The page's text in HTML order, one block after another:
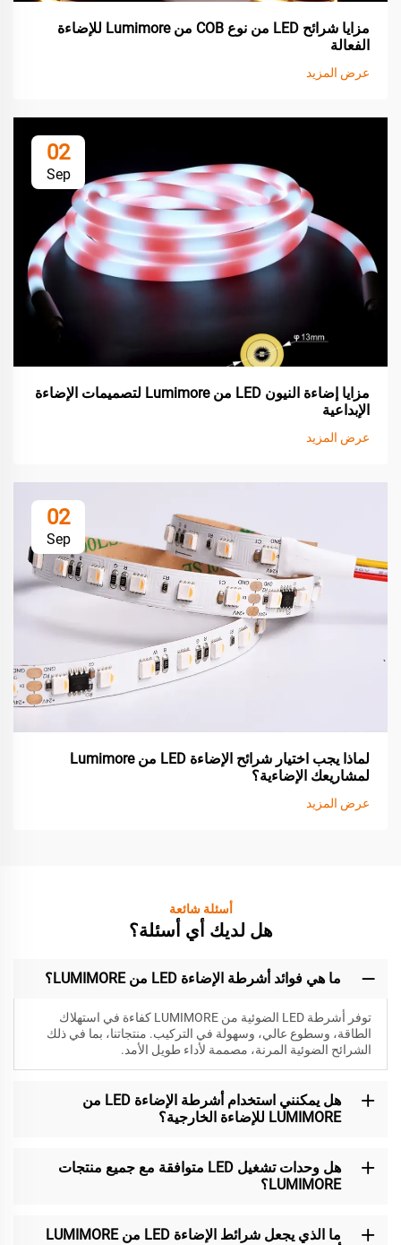
مزايا شرائح LED من نوع COB من Lumimore للإضاءة
الفعالة
عرض المزيد
02
Sep
مزايا إضاءة النيون LED من Lumimore لتصميمات الإضاءة
الإبداعية
عرض المزيد
02
Sep
لماذا يجب اختيار شرائح الإضاءة LED من Lumimore
لمشاريعك الإضاءية؟
عرض المزيد
أسئلة شائعة
هل لديك أي أسئلة؟
ما هي فوائد أشرطة الإضاءة LED من LUMIMORE؟
توفر أشرطة LED الضوئية من LUMIMORE كفاءة في استهلاك
الطاقة، وسطوع عالي، وسهولة في التركيب. منتجاتنا، بما في ذلك
الشرائح الضوئية المرنة، مصممة لأداء طويل الأمد.
هل يمكنني استخدام أشرطة الإضاءة LED من
LUMIMORE للإضاءة الخارجية؟
هل وحدات تشغيل LED متوافقة مع جميع منتجات
LUMIMORE؟
ما الذي يجعل شرائط الإضاءة LED من LUMIMORE